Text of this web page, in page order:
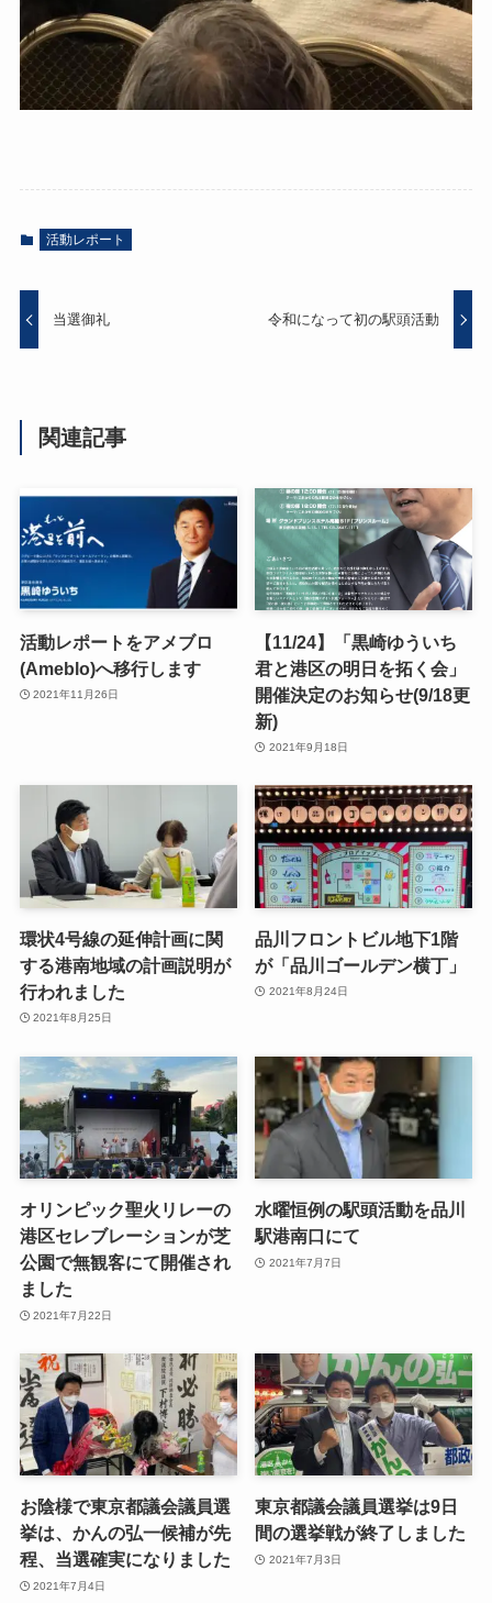
活動レポート
当選御礼 令和になって初の駅頭活動
関連記事
活動レポートをアメブロ
(Ameblo)へ移行します
2021年11月26日
【11/24】「黒崎ゆういち
君と港区の明日を拓く会」
開催決定のお知らせ(9/18更
新)
2021年9月18日
環状4号線の延伸計画に関
する港南地域の計画説明が
行われました
2021年8月25日
品川フロントビル地下1階
が「品川ゴールデン横丁」
2021年8月24日
オリンピック聖火リレーの
港区セレブレーションが芝
公園で無観客にて開催され
ました
2021年7月22日
水曜恒例の駅頭活動を品川
駅港南口にて
2021年7月7日
お陰様で東京都議会議員選
挙は、かんの弘一候補が先
程、当選確実になりました
2021年7月4日
東京都議会議員選挙は9日
間の選挙戦が終了しました
2021年7月3日